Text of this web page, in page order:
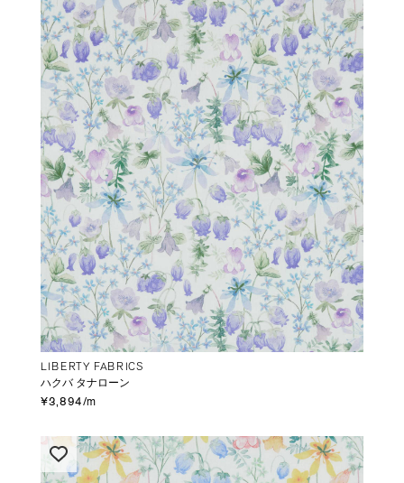
LIBERTY FABRICS
ハクバ タナローン
¥3,894/m